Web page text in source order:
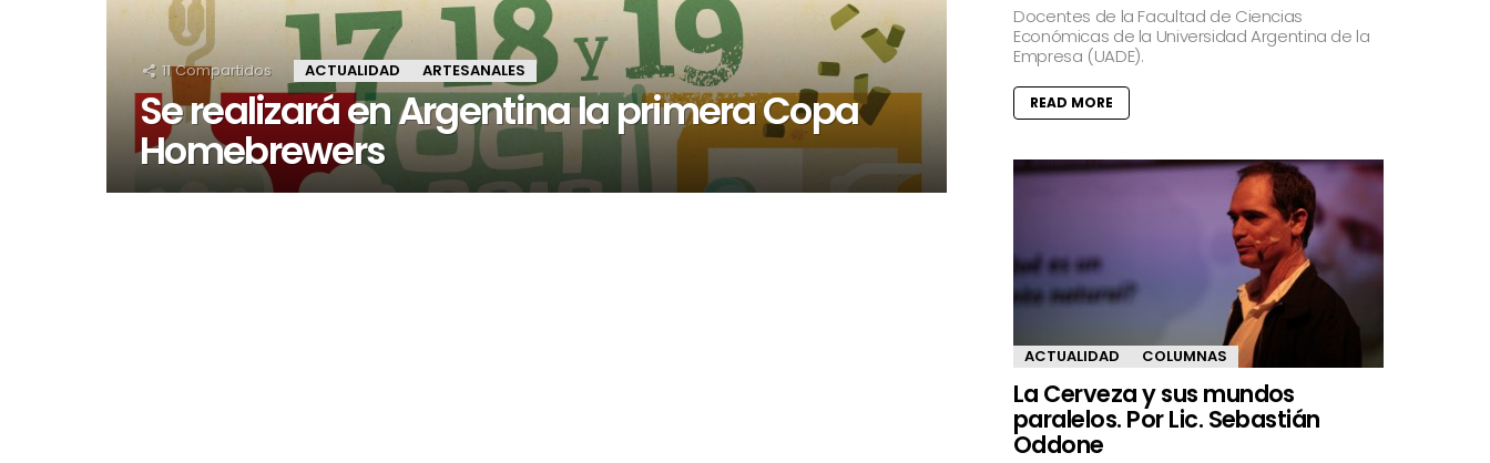
11 Compartidos ACTUALIDAD ARTESANALES
Se realizará en Argentina la primera Copa
Homebrewers
Docentes de la Facultad de Ciencias
Económicas de la Universidad Argentina de la
Empresa (UADE).
READ MORE
ACTUALIDAD COLUMNAS
La Cerveza y sus mundos
paralelos. Por Lic. Sebastián
Oddone